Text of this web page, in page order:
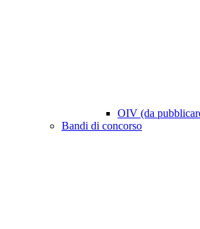
OIV (da
Bandi di concorso